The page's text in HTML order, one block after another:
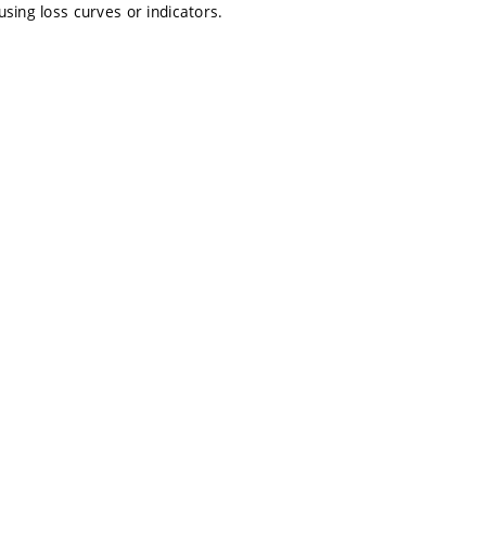
loss curves or indicators.